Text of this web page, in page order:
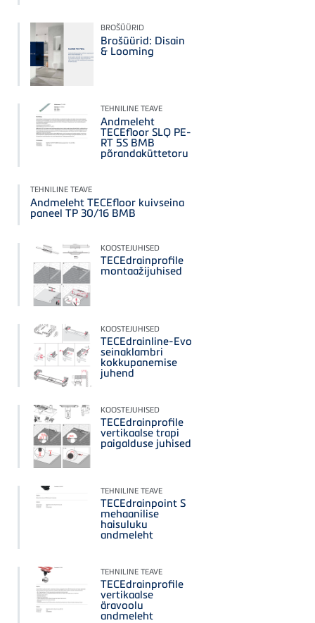
BROŠÜÜRID
Brošüürid: Disain
& Looming
TEHNILINE TEAVE
Andmeleht
TECEfloor SLQ PE-
RT 5S BMB
põrandaküttetoru
TEHNILINE TEAVE
Andmeleht TECEfloor kuivseina
paneel TP 30/16 BMB
KOOSTEJUHISED
TECEdrainprofile
montaažijuhised
KOOSTEJUHISED
TECEdrainline-Evo
seinaklambri
kokkupanemise
juhend
KOOSTEJUHISED
TECEdrainprofile
vertikaalse trapi
paigalduse juhised
TEHNILINE TEAVE
TECEdrainpoint S
mehaanilise
haisuluku
andmeleht
TEHNILINE TEAVE
TECEdrainprofile
vertikaalse
äravoolu
andmeleht